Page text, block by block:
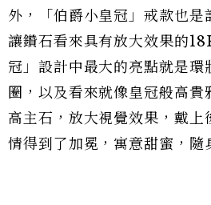
外，「伯爵小皇冠」戒款也是
讓鑽石看來具有放大效果的
冠」設計中最大的亮點就是環
圈，以及看來就像皇冠般高貴
高主石，放大視覺效果，戴上
情得到了加冕，寓意甜蜜，隨